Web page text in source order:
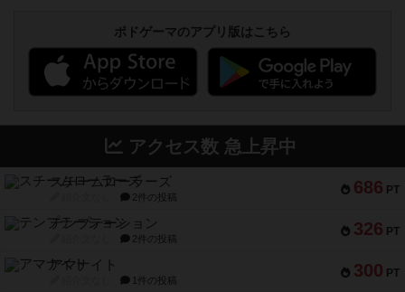
ボドゲーマのアプリ版はこちら
アクセス数 急上昇中
686 PT
スチームローラーズ
2件の投稿
326 PT
テンプテーション
2件の投稿
300 PT
アマナイト
1件の投稿